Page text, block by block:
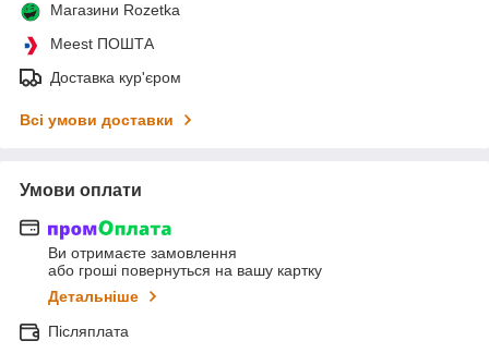
Магазини Rozetka
Meest ПОШТА
Доставка кур'єром
Всі умови доставки
Умови оплати
Ви отримаєте замовлення
або гроші повернуться на вашу картку
Детальніше
Післяплата